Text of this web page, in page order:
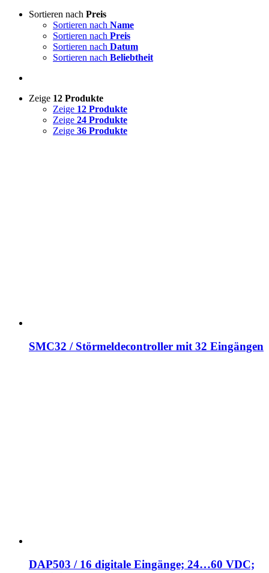
Sortieren nach Preis
Sortieren nach Name
Sortieren nach Preis
Sortieren nach Datum
Sortieren nach Beliebtheit
Zeige 12 Produkte
Zeige 12 Produkte
Zeige 24 Produkte
Zeige 36 Produkte
SMC32 / Störmeldecontroller mit 32 Eingängen
DAP503 / 16 digitale Eingänge; 24…60 VDC;